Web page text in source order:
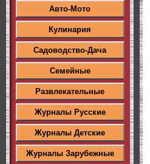
Авто-Мото
Кулинария
Садоводство-Дача
Семейные
Развлекательные
Журналы Русские
Журналы Детские
Журналы Зарубежные